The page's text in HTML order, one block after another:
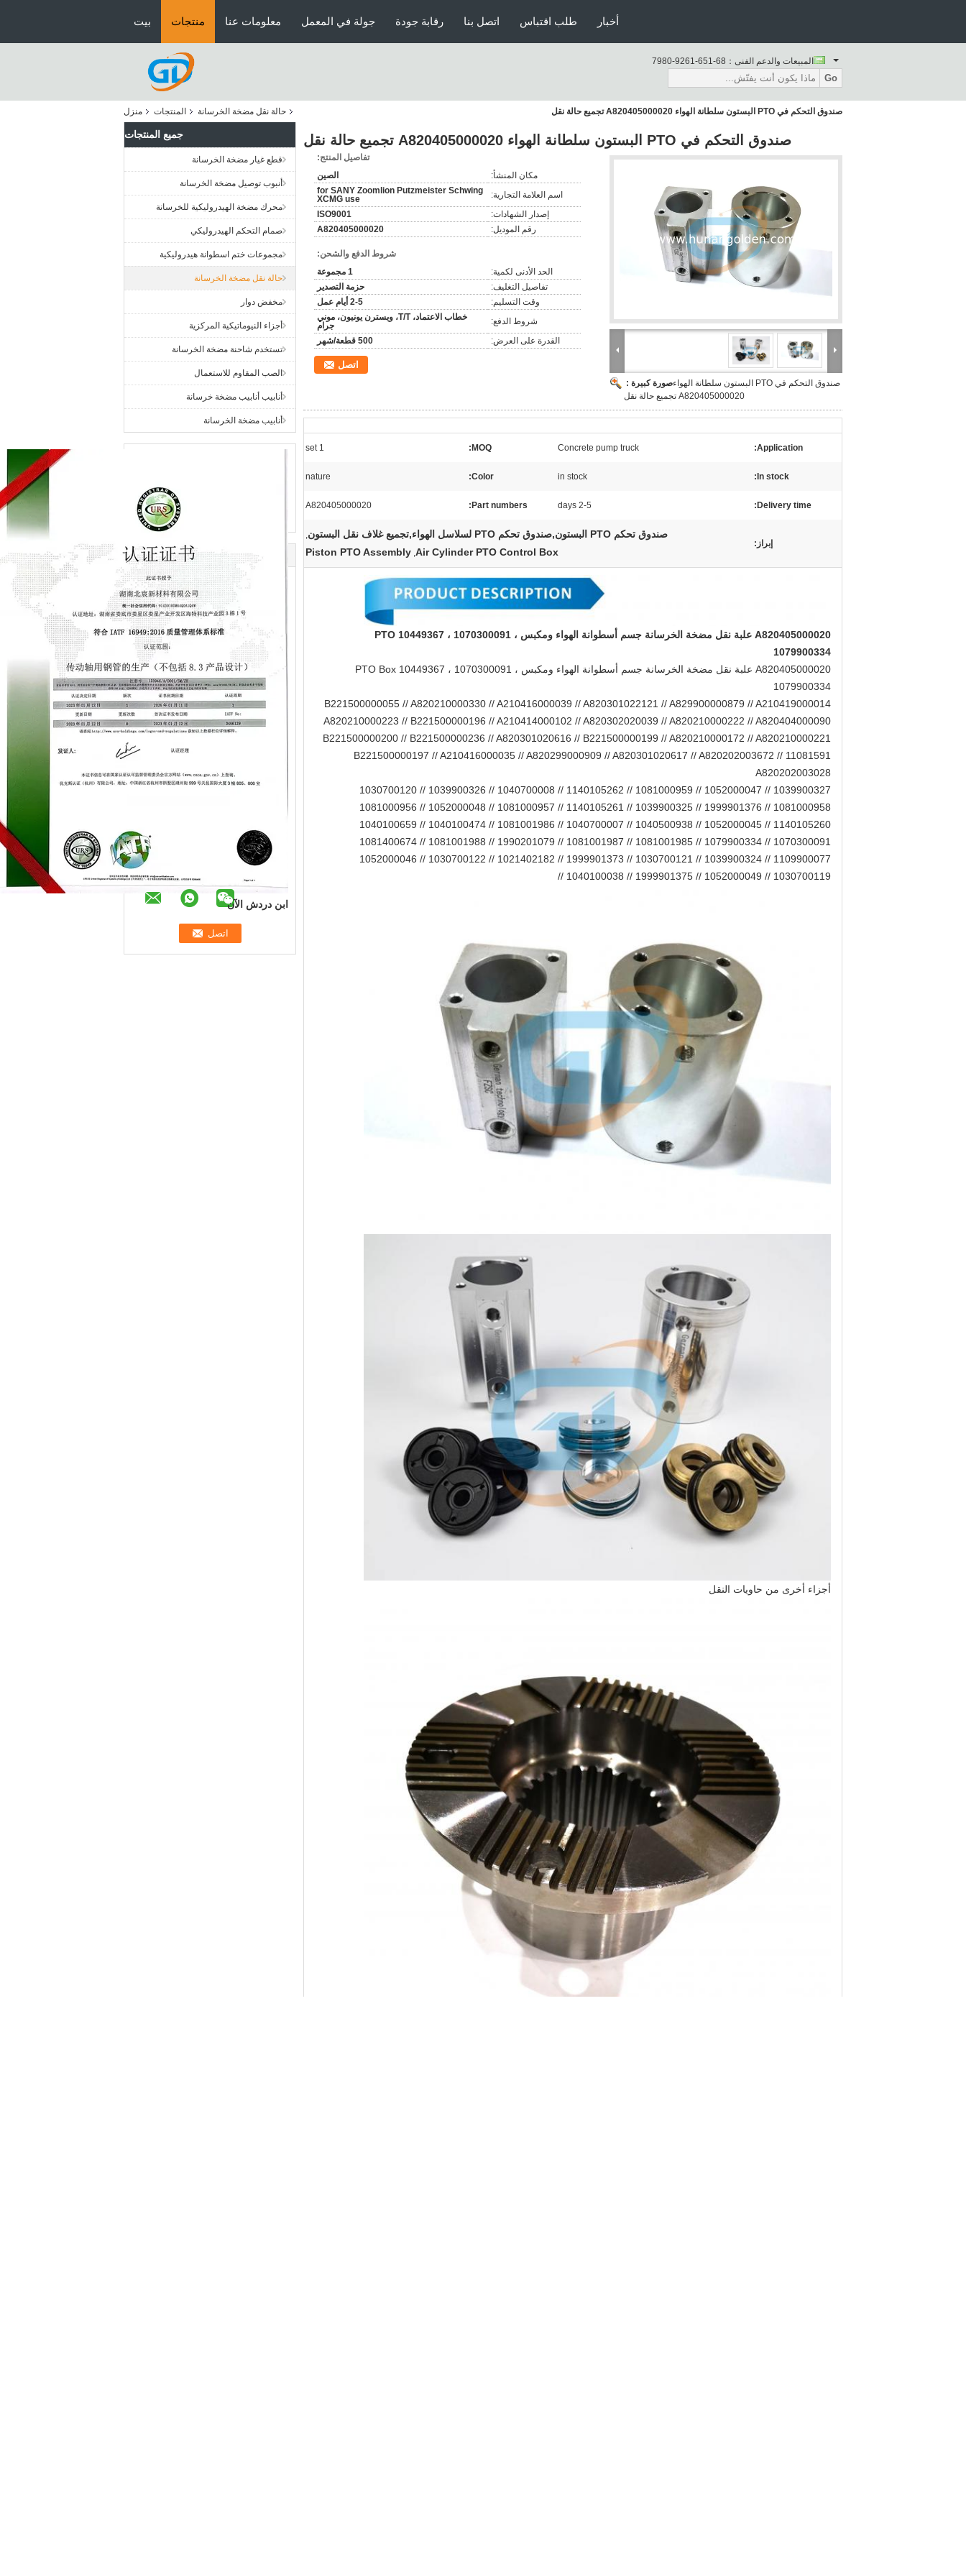
بيت منتجات معلومات عنا جولة في المعمل رقابة جودة اتصل بنا طلب اقتباس أخبار
المبيعات والدعم الفنى： 86-156-1629-0897
Go
منزل المنتجات حالة نقل مضخة الخرسانة صندوق التحكم في PTO البستون سلطانة الهواء A820405000020 تجميع حالة نقل
جميع المنتجات
قطع غيار مضخة الخرسانة
أنبوب توصيل مضخة الخرسانة
محرك مضخة الهيدروليكية للخرسانة
صمام التحكم الهيدروليكي
مجموعات ختم اسطوانة هيدروليكية
حالة نقل مضخة الخرسانة
مخفض دوار
أجزاء النيوماتيكية المركزية
تستخدم شاحنة مضخة الخرسانة
الصب المقاوم للاستعمال
أنابيب أنابيب مضخة خرسانة
أنابيب مضخة الخرسانة
ابن دردش الآن
صندوق التحكم في PTO البستون سلطانة الهواء A820405000020 تجميع حالة نقل
صورة كبيرة :صندوق التحكم في PTO البستون سلطانة الهواء
A820405000020 تجميع حالة نقل
تفاصيل المنتج:
مكان المنشأ:
الصين
اسم العلامة التجارية:
for SANY Zoomlion Putzmeister Schwing
XCMG use
إصدار الشهادات:
ISO9001
رقم الموديل:
A820405000020
شروط الدفع والشحن:
الحد الأدنى لكمية:
1 مجموعة
تفاصيل التغليف:
حزمة التصدير
وقت التسليم:
2-5 أيام عمل
شروط الدفع:
خطاب الاعتماد، T/T، ويسترن يونيون، موني
جرام
القدرة على العرض:
500 قطعة/شهر
اتصل
Application:
Concrete pump truck
MOQ:
1 set
In stock:
in stock
Color:
nature
Delivery time:
2-5 days
Part numbers:
A820405000020
إبراز:
صندوق تحكم PTO البستون,صندوق تحكم PTO لسلاسل الهواء,تجميع غلاف نقل البستون ,
Air Cylinder PTO Control Box
,
Piston PTO Assembly
A820405000020 علبة نقل مضخة الخرسانة جسم أسطوانة الهواء ومكبس PTO 10449367 ، 1070300091 ،
1079900334
A820405000020 علبة نقل مضخة الخرسانة جسم أسطوانة الهواء ومكبس PTO Box 10449367 ، 1070300091 ،
1079900334
B221500000055 // A820210000330 // A210416000039 // A820301022121 // A829900000879 // A210419000014
A820210000223 // B221500000196 // A210414000102 // A820302020039 // A820210000222 // A820404000090
B221500000200 // B221500000236 // A820301020616 // B221500000199 // A820210000172 // A820210000221
B221500000197 // A210416000035 // A820299000909 // A820301020617 // A820202003672 // 11081591
A820202003028
1039900327 // 1052000047 // 1081000959 // 1140105262 // 1040700008 // 1039900326 // 1030700120
1081000958 // 1999901376 // 1039900325 // 1140105261 // 1081000957 // 1052000048 // 1081000956
1140105260 // 1052000045 // 1040500938 // 1040700007 // 1081001986 // 1040100474 // 1040100659
1070300091 // 1079900334 // 1081001985 // 1081001987 // 1990201079 // 1081001988 // 1081400674
1109900077 // 1039900324 // 1030700121 // 1999901373 // 1021402182 // 1030700122 // 1052000046
1030700119 // 1052000049 // 1999901375 // 1040100038 //
أجزاء أخرى من حاويات النقل